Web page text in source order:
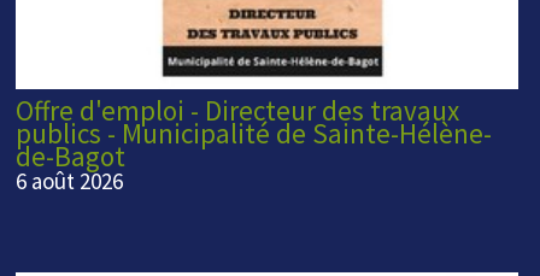
Offre d'emploi - Directeur des travaux
publics - Municipalité de Sainte-Hélène-
de-Bagot
6 août 2026